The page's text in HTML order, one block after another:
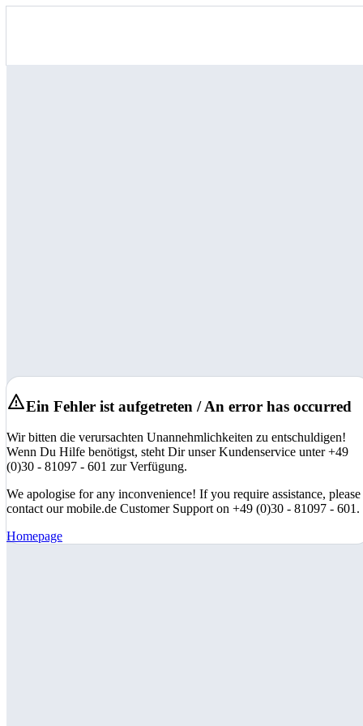
Ein Fehler ist aufgetreten / An error has occurred
Wir bitten die verursachten Unannehmlichkeiten zu entschuldigen!
Wenn Du Hilfe benötigst, steht Dir unser Kundenservice unter +49
(0)30 - 81097 - 601 zur Verfügung.
We apologise for any inconvenience! If you require assistance, please
contact our mobile.de Customer Support on +49 (0)30 - 81097 - 601.
Homepage